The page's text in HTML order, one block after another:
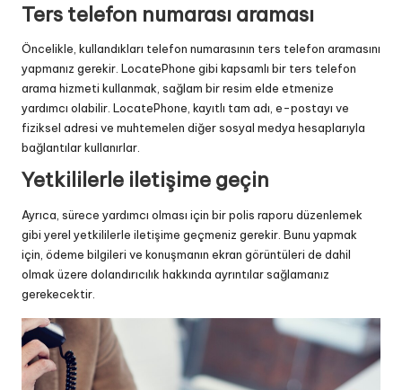
Ters telefon numarası araması
Öncelikle, kullandıkları telefon numarasının ters telefon aramasını
yapmanız gerekir. LocatePhone gibi kapsamlı bir ters telefon
arama hizmeti kullanmak, sağlam bir resim elde etmenize
yardımcı olabilir. LocatePhone, kayıtlı tam adı, e-postayı ve
fiziksel adresi ve muhtemelen diğer sosyal medya hesaplarıyla
bağlantılarkullanırlar.
Yetkililerle iletişime geçin
Ayrıca, sürece yardımcı olması için bir polis raporu düzenlemek
gibi yerel yetkililerle iletişime geçmeniz gerekir. Bunu yapmak
için, ödeme bilgileri ve konuşmanın ekran görüntüleri de dahil
olmak üzere dolandırıcılık hakkında ayrıntılar sağlamanız
gerekecektir.